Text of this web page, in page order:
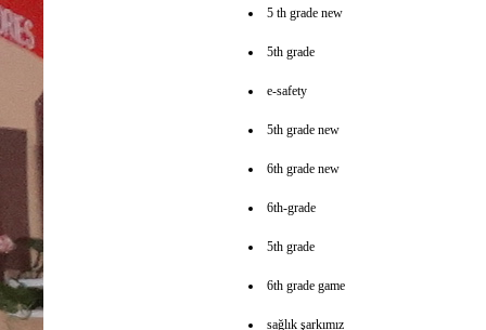
5 th grade new
5th grade
e-safety
5th grade new
6th grade new
6th-grade
5th grade
6th grade game
sağlık şarkımız